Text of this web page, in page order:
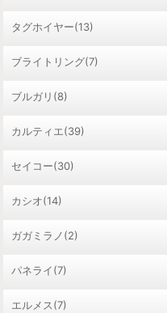
タグホイヤー(13)
ブライトリング(7)
ブルガリ(8)
カルティエ(39)
セイコー(30)
カシオ(14)
ガガミラノ(2)
パネライ(7)
エルメス(7)